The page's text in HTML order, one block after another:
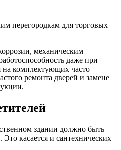
механическим
даже при
на комплектующих часто
ремонта дверей и замене
здании должно быть
касается и сантехнических